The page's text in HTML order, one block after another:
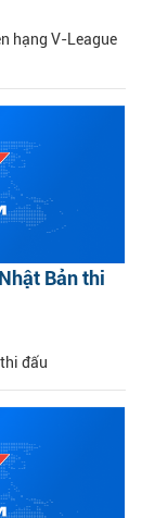
hạng V-League
Bản thi
đấu